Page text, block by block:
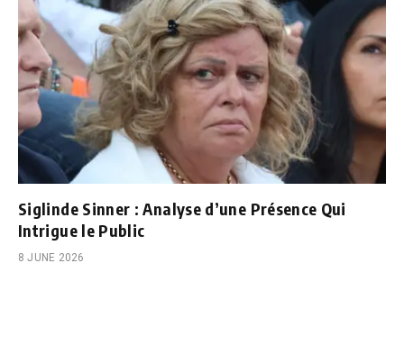
Siglinde Sinner : Analyse d’une Présence Qui
Intrigue le Public
8 JUNE 2026